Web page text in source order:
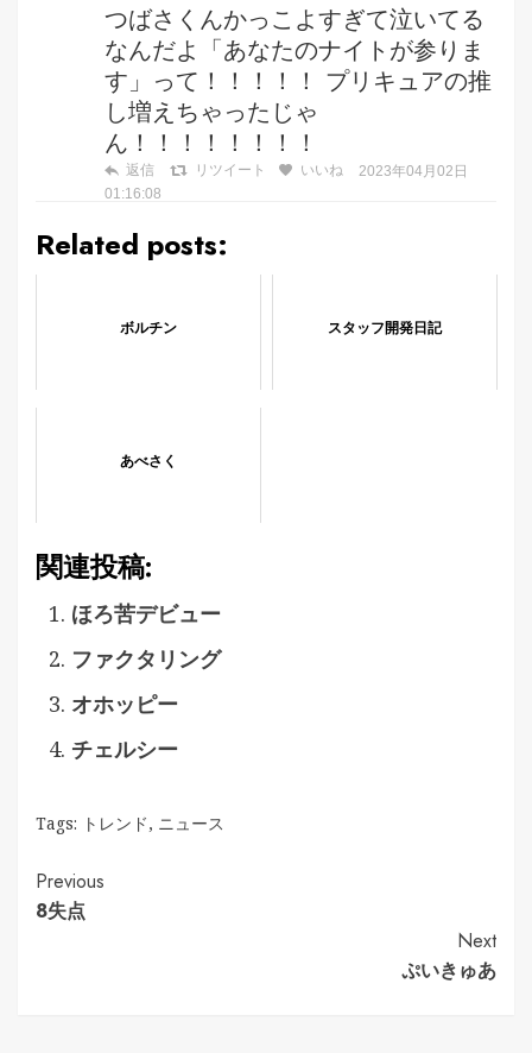
つばさくんかっこよすぎて泣いてる
なんだよ「あなたのナイトが参りま
す」って！！！！！ プリキュアの推
し増えちゃったじゃ
ん！！！！！！！！
返信 リツイート いいね
2023年04月02日
01:16:08
Related posts:
ボルチン スタッフ開発日記
あべさく
関連投稿:
ほろ苦デビュー
ファクタリング
オホッピー
チェルシー
Tags: トレンド, ニュース
Continue
Reading
Previous
8失点
Next
ぷいきゅあ